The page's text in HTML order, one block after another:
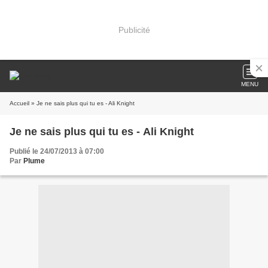
Publicité
MENU
Accueil » Je ne sais plus qui tu es - Ali Knight
Je ne sais plus qui tu es - Ali Knight
Publié le 24/07/2013 à 07:00
Par Plume